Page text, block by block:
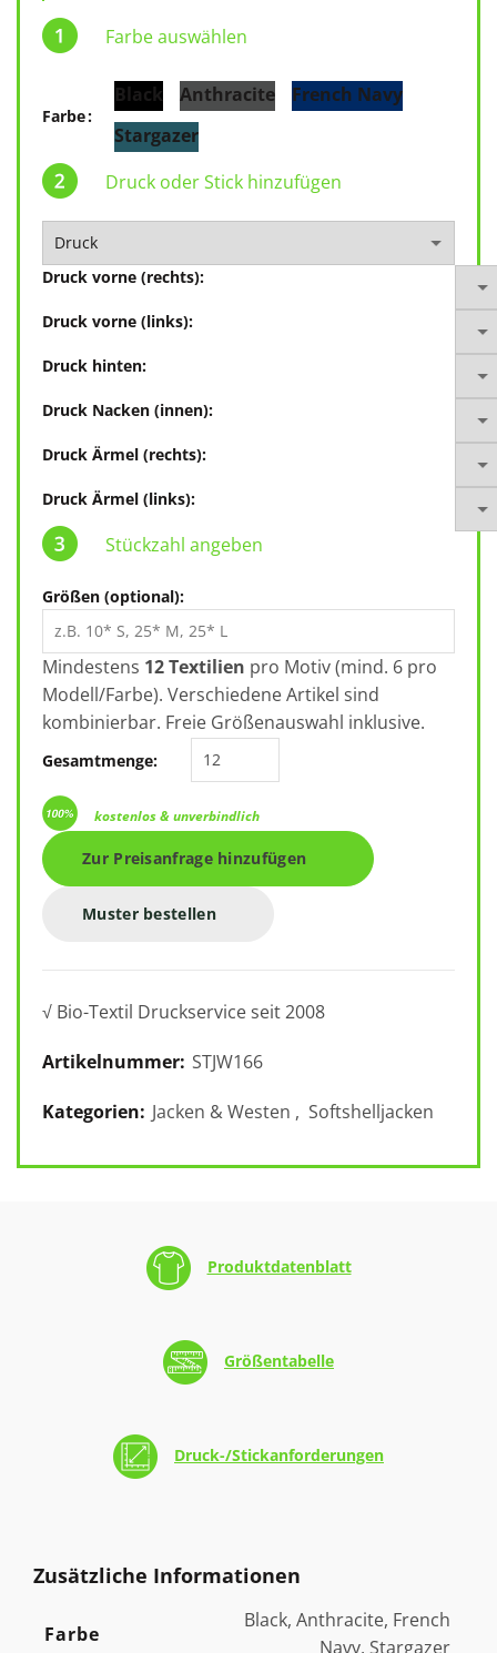
Farbe auswählen
Farbe
Black Anthracite
French Navy
Stargazer
Druck oder Stick hinzufügen
Druck vorne (rechts):
Druck vorne (links):
Druck hinten:
Druck Nacken (innen):
Druck Ärmel (rechts):
Druck Ärmel (links):
Stückzahl angeben
Größen (optional):
Mindestens 12 Textilien pro Motiv (mind. 6 pro
Modell/Farbe). Verschiedene Artikel sind
kombinierbar. Freie Größenauswahl inklusive.
Gesamtmenge:
kostenlos & unverbindlich
Muster bestellen
√ Bio-Textil Druckservice seit 2008
Artikelnummer: STJW166
Kategorien: Jacken & Westen , Softshelljacken
Produktdatenblatt
Größentabelle
Druck-/Stickanforderungen
Zusätzliche Informationen
Farbe
Black, Anthracite, French
Navy, Stargazer